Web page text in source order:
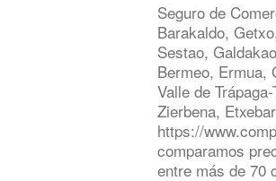
Seguro de
Barakaldo,
Sestao,
Bermeo, Ermua,
Valle de
Zierbena,
https://
comparamos
entre más de 70